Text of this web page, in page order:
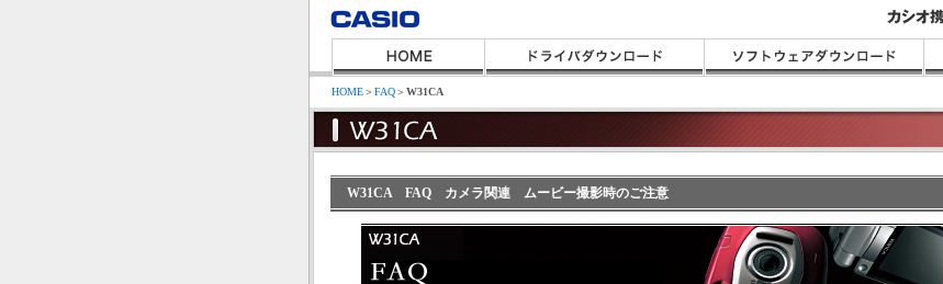
HOME＞FAQ＞W31CA
W31CA FAQ カメラ関連 ムービー撮影時のご注意